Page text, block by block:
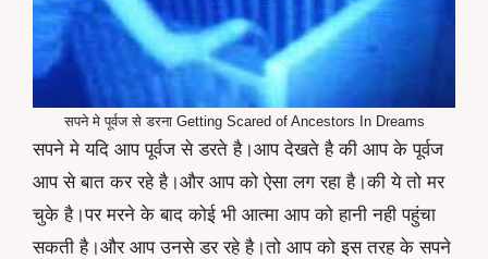
सपने मे पूर्वज से डरना Getting Scared of Ancestors In Dreams
सपने मे यदि आप पूर्वज से डरते है।आप देखते है की आप के पूर्वज
आप से बात कर रहे है।और आप को ऐसा लग रहा है।की ये तो मर
चुके है।पर मरने के बाद कोई भी आत्मा आप को हानी नही पहुंचा
सकती है।और आप उनसे डर रहे है।तो आप को इस तरह के सपने